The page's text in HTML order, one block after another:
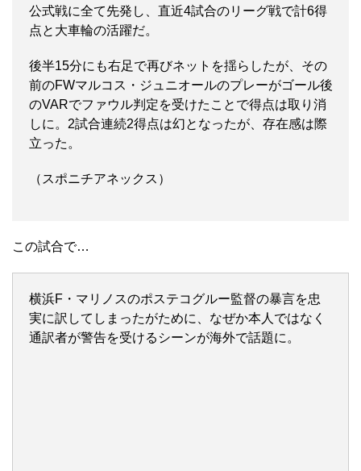
公式戦に全て先発し、直近4試合のリーグ戦で計6得
点と大車輪の活躍だ。
後半15分にも右足で再びネットを揺らしたが、その
前のFWマルコス・ジュニオールのプレーがゴール後
のVARでファウル判定を受けたことで得点は取り消
しに。2試合連続2得点は幻となったが、存在感は際
立った。
（スポニチアネックス）
この試合で…
横浜F・マリノスのポステコグルー監督の暴言を忠
実に訳してしまったがために、なぜか本人ではなく
通訳者が警告を受けるシーンが海外で話題に。